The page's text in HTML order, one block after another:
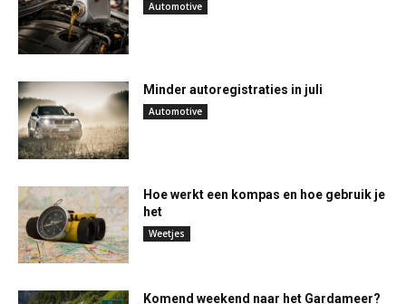
Automotive
Minder autoregistraties in juli
Automotive
Hoe werkt een kompas en hoe gebruik je
het
Weetjes
Komend weekend naar het Gardameer?